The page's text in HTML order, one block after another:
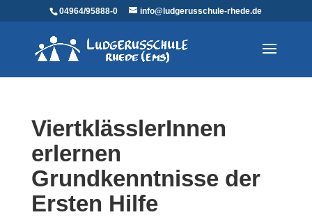
04964/95888-0 info@ludgerusschule-rhede.de
ViertklässlerInnen
erlernen
Grundkenntnisse der
Ersten Hilfe